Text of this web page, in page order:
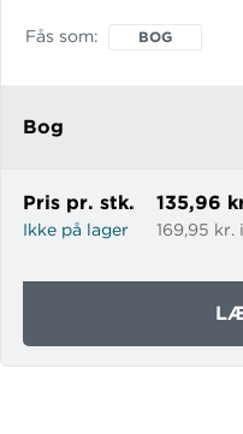
Fås som BOG
Bog
Pris pr. stk.
Ikke på lager
135,96
169,95 kr.